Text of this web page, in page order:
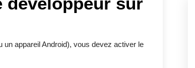
un appareil Android), vous devez activer le